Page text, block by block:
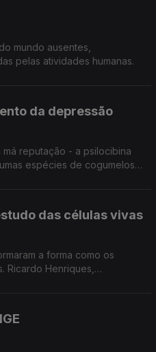
mundo ausentes,
pelas atividades humanas.
da depressão
reputação - a psilocibina
espécies de cogumelos
das células vivas
a forma como os
Ricardo Henriques,